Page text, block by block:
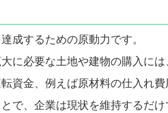
成するための原動力です。
に必要な土地や建物の購入には
資金、例えば原材料の仕入れ
で、企業は現状を維持するだ